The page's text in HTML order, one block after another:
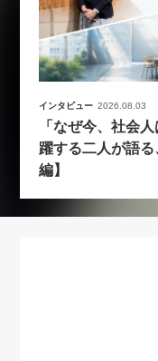
インタビュー 2026.08.03
「なぜ今、社会
躍する二人が語
編】